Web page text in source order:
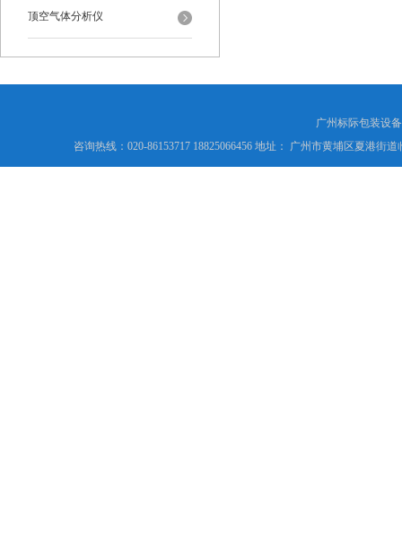
顶空气体分析仪
广州标际包装设
咨询热线：020-86153717 18825066456 地址： 广州市黄埔区夏港街